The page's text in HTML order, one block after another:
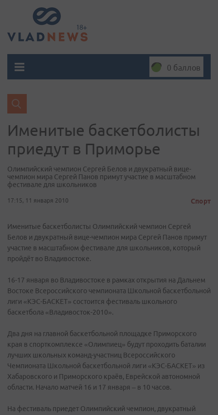
0 баллов
Именитые баскетболисты
приедут в Приморье
Олимпийский чемпион Сергей Белов и двукратный вице-
чемпион мира Сергей Панов примут участие в масштабном
фестивале для школьников
17:15, 11 января 2010 Спорт
Именитые баскетболисты Олимпийский чемпион Сергей
Белов и двукратный вице-чемпион мира Сергей Панов примут
участие в масштабном фестивале для школьников, который
пройдёт во Владивостоке.
16-17 января во Владивостоке в рамках открытия на Дальнем
Востоке Всероссийского чемпионата Школьной баскетбольной
лиги «КЭС-БАСКЕТ» состоится фестиваль школьного
баскетбола «Владивосток-2010».
Два дня на главной баскетбольной площадке Приморского
края в спорткомплексе «Олимпиец» будут проходить баталии
лучших школьных команд-участниц Всероссийского
Чемпионата Школьной баскетбольной лиги «КЭС-БАСКЕТ» из
Хабаровского и Приморского краёв, Еврейской автономной
области. Начало матчей 16 и 17 января – в 10 часов.
На фестиваль приедет Олимпийский чемпион, двукратный